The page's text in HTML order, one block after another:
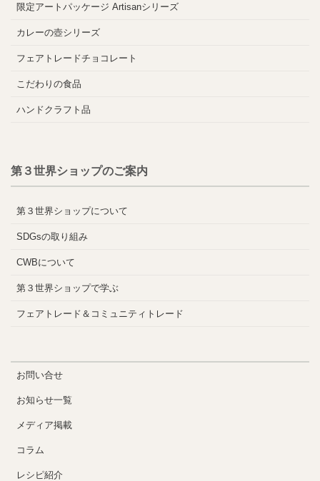
限定アートパッケージ Artisanシリーズ
カレーの壺シリーズ
フェアトレードチョコレート
こだわりの食品
ハンドクラフト品
第３世界ショップのご案内
第３世界ショップについて
SDGsの取り組み
CWBについて
第３世界ショップで学ぶ
フェアトレード＆コミュニティトレード
お問い合せ
お知らせ一覧
メディア掲載
コラム
レシピ紹介